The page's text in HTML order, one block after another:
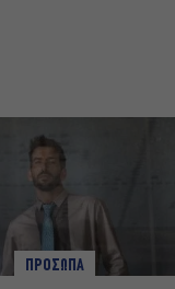
ΠΡΟΣΩΠΑ